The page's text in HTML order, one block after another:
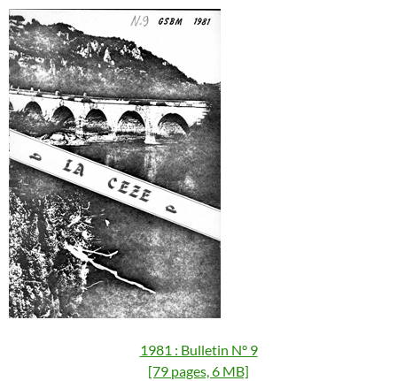
1981 : Bulletin N° 9
[79 pages, 6 MB]